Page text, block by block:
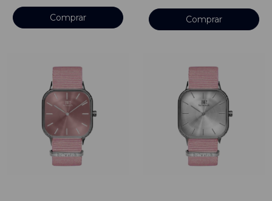
Comprar Comprar